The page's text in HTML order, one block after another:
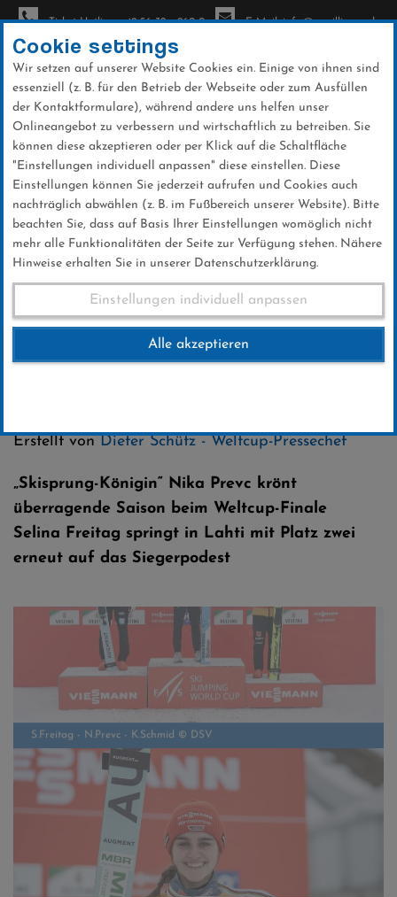
Direkt
zum
Inhalt
Ticket-Hotline: +49 56 32 - 960-0 E-Mail: info@sc-willingen.de
News
FIS Skisprung Weltcup Lahti
Ladies 21.03.2025
Erstellt vonDieter Schütz - Weltcup-Pressechef
„Skisprung-Königin“ Nika Prevc krönt
überragende Saison beim Weltcup-Finale
Selina Freitag springt in Lahti mit Platz zwei
erneut auf das Siegerpodest
Selina Freitag © DSV
Cookie settings
Wir setzen auf unserer Website Cookies ein. Einige von ihnen sind
essenziell (z. B. für den Betrieb der Webseite oder zum Ausfüllen
der Kontaktformulare), während andere uns helfen unser
Onlineangebot zu verbessern und wirtschaftlich zu betreiben. Sie
können diese akzeptieren oder per Klick auf die Schaltfläche
"Einstellungen individuell anpassen" diese einstellen. Diese
Einstellungen können Sie jederzeit aufrufen und Cookies auch
nachträglich abwählen (z. B. im Fußbereich unserer Website). Bitte
beachten Sie, dass auf Basis Ihrer Einstellungen womöglich nicht
mehr alle Funktionalitäten der Seite zur Verfügung stehen. Nähere
Hinweise erhalten Sie in unserer Datenschutzerklärung.
Einstellungen individuell anpassen
Alle akzeptieren